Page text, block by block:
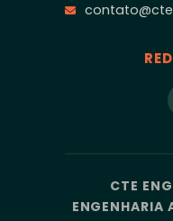
CTE
ENGENHARIA